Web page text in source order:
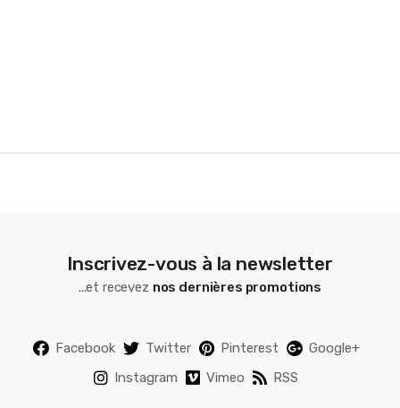
Inscrivez-vous à la newsletter
...et recevez nos dernières promotions
Facebook Twitter Pinterest
Google+
Instagram
Vimeo RSS